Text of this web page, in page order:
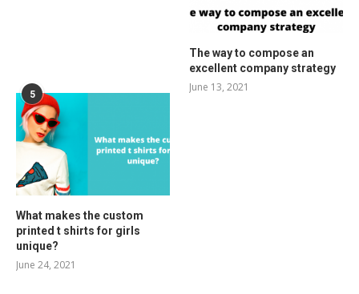
The way to compose an
excellent company strategy
June 13, 2021
5
What makes the custom
printed t shirts for girls
unique?
June 24, 2021